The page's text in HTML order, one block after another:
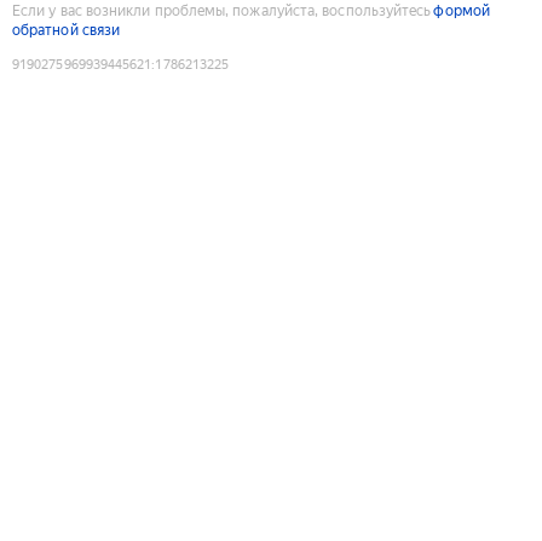
Если у вас возникли проблемы, пожалуйста, воспользуйтесьформой
обратной связи
9190275969939445621 :1786213225